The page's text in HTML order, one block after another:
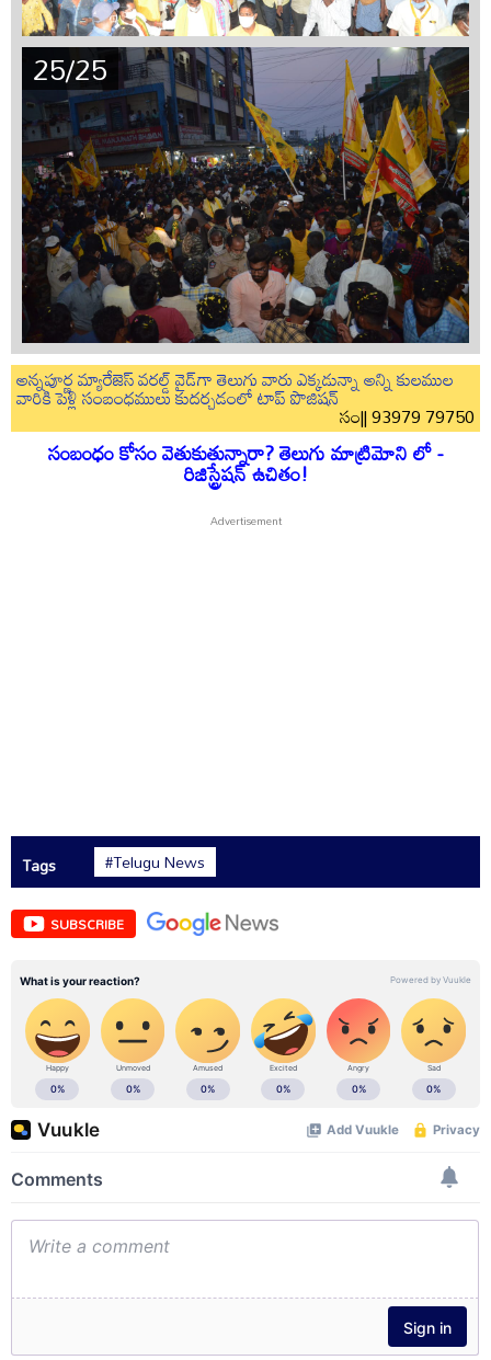
25/25
అన్నపూర్ణ మ్యారేజెస్ వరల్డ్ వైడ్‌గా తెలుగు వారు ఎక్కడున్నా అన్ని కులముల
వారికి పెళ్లి సంబంధములు కుదర్చడంలో టాప్ పొజిషన్
సం|| 93979 79750
సంబంధం కోసం వెతుకుతున్నారా? తెలుగు మాట్రిమోని లో -
రిజిస్ట్రేషన్ ఉచితం!
Tags #Telugu News
SUBSCRIBE